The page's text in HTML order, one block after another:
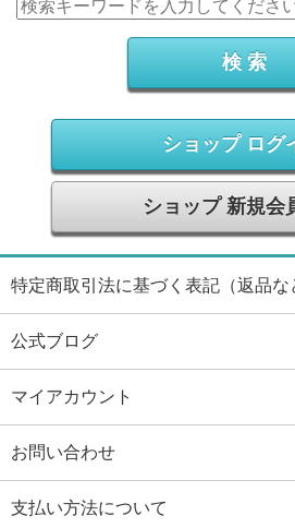
ショップ ログ
ショップ 新規会
特定商取引法に基づく表記（返品な
公式ブログ
マイアカウント
お問い合わせ
支払い方法について